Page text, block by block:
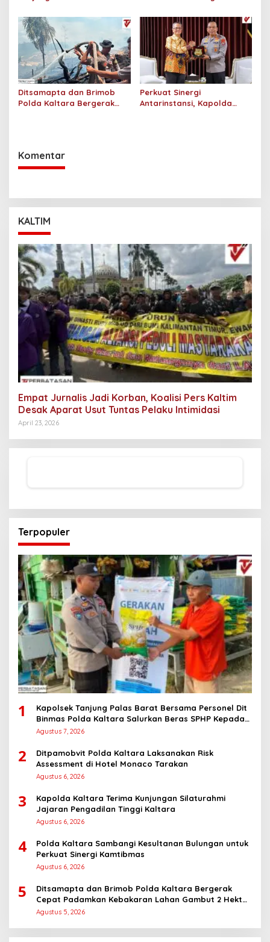
Kaltara
Ditsamapta dan Brimob
Polda Kaltara Bergerak
Perkuat Sinergi
Antarinstansi, Kapolda
Komentar
KALTIM
Empat Jurnalis Jadi Korban, Koalisi Pers Kaltim
Desak Aparat Usut Tuntas Pelaku Intimidasi
April 23, 2026
Terpopuler
1
Kapolsek Tanjung Palas Barat Bersama Personel Dit
Binmas Polda Kaltara Salurkan Beras SPHP Kepada
Masyarakat
Agustus 7, 2026
2
Ditpamobvit Polda Kaltara Laksanakan Risk
Assessment di Hotel Monaco Tarakan
Agustus 6, 2026
3
Kapolda Kaltara Terima Kunjungan Silaturahmi
Jajaran Pengadilan Tinggi Kaltara
Agustus 6, 2026
4
Polda Kaltara Sambangi Kesultanan Bulungan untuk
Perkuat Sinergi Kamtibmas
Agustus 6, 2026
5
Ditsamapta dan Brimob Polda Kaltara Bergerak
Cepat Padamkan Kebakaran Lahan Gambut 2 Hektar
di Bulungan
Agustus 5, 2026